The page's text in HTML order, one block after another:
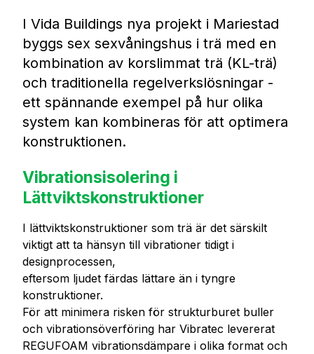
I Vida Buildings nya projekt i Mariestad
byggs sex sexvåningshus i trä med en
kombination av korslimmat trä (KL-trä)
och traditionella regelverkslösningar -
ett spännande exempel på hur olika
system kan kombineras för att optimera
konstruktionen.
Vibrationsisolering i
Lättviktskonstruktioner
I lättviktskonstruktioner som trä är det särskilt
viktigt att ta hänsyn till vibrationer tidigt i
designprocessen,
eftersom ljudet färdas lättare än i tyngre
konstruktioner.
För att minimera risken för strukturburet buller
och vibrationsöverföring har Vibratec levererat
REGUFOAM vibrationsdämpare i olika format och